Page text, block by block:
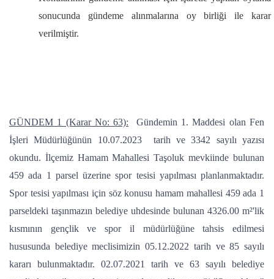
sonucunda gündeme alınmalarına oy birliği ile karar
verilmiştir.
GÜNDEM 1 (Karar No: 63): Gündemin 1. Maddesi olan Fen
İşleri Müdürlüğünün 10.07.2023 tarih ve 3342 sayılı yazısı
okundu. İlçemiz Hamam Mahallesi Taşoluk mevkiinde bulunan
459 ada 1 parsel üzerine spor tesisi yapılması planlanmaktadır.
Spor tesisi yapılması için söz konusu hamam mahallesi 459 ada 1
parseldeki taşınmazın belediye uhdesinde bulunan 4326.00 m²'lik
kısmının gençlik ve spor il müdürlüğüne tahsis edilmesi
hususunda belediye meclisimizin 05.12.2022 tarih ve 85 sayılı
kararı bulunmaktadır. 02.07.2021 tarih ve 63 sayılı belediye